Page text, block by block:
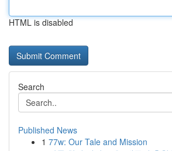
HTML is disabled
Search
Published News
1 77w: Our Tale and Mission